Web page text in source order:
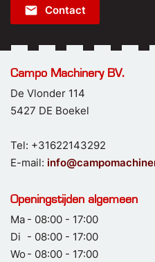
email Contact
Campo Machinery BV.
De Vlonder 114
5427 DE Boekel
Tel: +31622143292
E-mail:
Openingstijden algemeen
Ma- 08:00 - 17:00
Di - 08:00 - 17:00
Wo- 08:00 - 17:00